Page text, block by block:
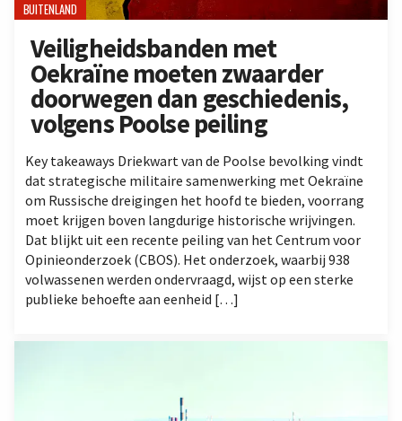
BUITENLAND
Veiligheidsbanden met
Oekraïne moeten zwaarder
doorwegen dan geschiedenis,
volgens Poolse peiling
Key takeaways Driekwart van de Poolse bevolking vindt
dat strategische militaire samenwerking met Oekraïne
om Russische dreigingen het hoofd te bieden, voorrang
moet krijgen boven langdurige historische wrijvingen.
Dat blijkt uit een recente peiling van het Centrum voor
Opinieonderzoek (CBOS). Het onderzoek, waarbij 938
volwassenen werden ondervraagd, wijst op een sterke
publieke behoefte aan eenheid […]